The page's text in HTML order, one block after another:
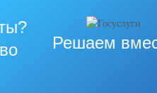
Решаем